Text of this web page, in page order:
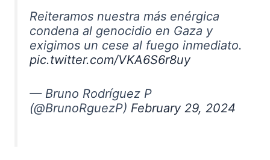
Reiteramos nuestra más enérgica
condena al genocidio en Gaza y
exigimos un cese al fuego inmediato.
pic.twitter.com/VKA6S6r8uy
— Bruno Rodríguez P
(@BrunoRguezP) February 29, 2024